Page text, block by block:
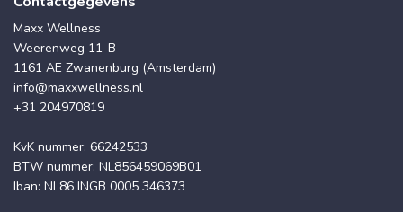
Maxx Wellness
Weerenweg 11-B
1161 AE Zwanenburg (Amsterdam)
info@maxxwellness.nl
+31 204970819
KvK nummer: 66242533
BTW nummer: NL856459069B01
Iban: NL86 INGB 0005 346373